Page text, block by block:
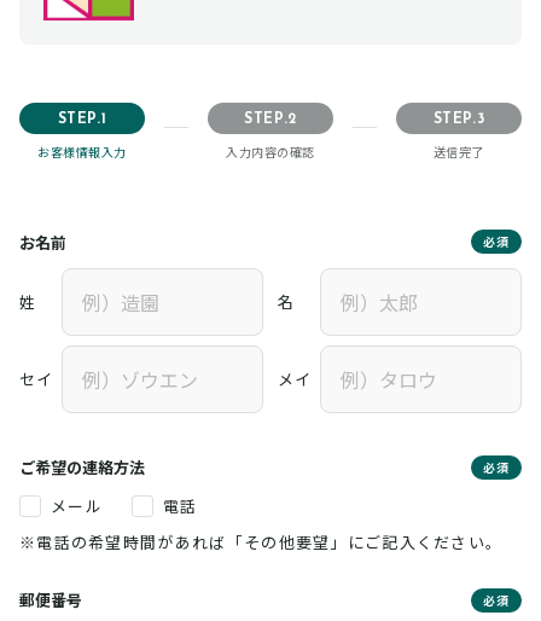
STEP.1
お客様情報入力
STEP.2
入力内容の確認
STEP.3
送信完了
お名前 必須
姓 名
セイ メイ
ご希望の連絡方法 必須
メール
電話
※電話の希望時間があれば「その他要望」にご記入ください。
郵便番号 必須